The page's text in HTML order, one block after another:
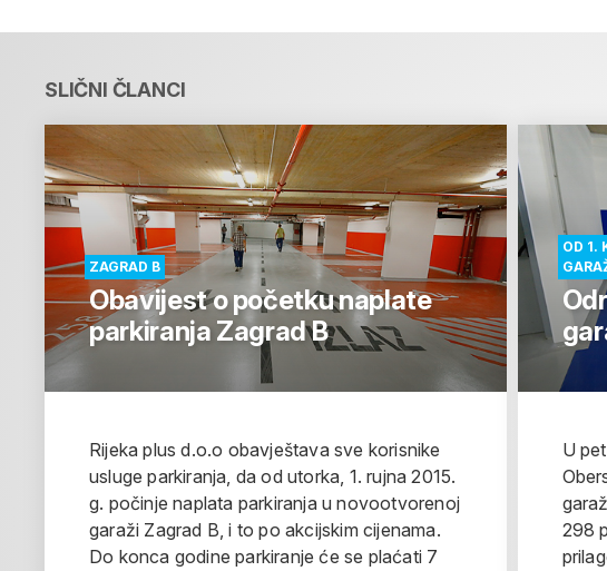
SLIČNI ČLANCI
ZAGRAD B
Obavijest o početku naplate
parkiranja Zagrad B
Rijeka plus d.o.o obavještava sve korisnike
usluge parkiranja, da od utorka, 1. rujna 2015.
g. počinje naplata parkiranja u novootvorenoj
garaži Zagrad B, i to po akcijskim cijenama.
Do konca godine parkiranje će se plaćati 7
OD 1.
U
298